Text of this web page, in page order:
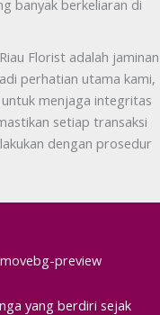
banyak berkeliaran di
Florist adalah jaminan
perhatian utama kami,
untuk menjaga integritas
setiap transaksi
dengan prosedur
yang berdiri sejak